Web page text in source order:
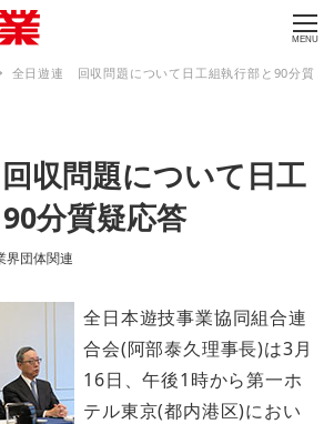
MENU
全日遊連 回収問題について日工組執行部と90分質
収問題について日工
分質疑応答
リー
界団体関連
全日本遊技事業協同組合連
合会(阿部泰久理事長)は3月
16日、午後1時から第一ホ
テル東京(都内港区)におい